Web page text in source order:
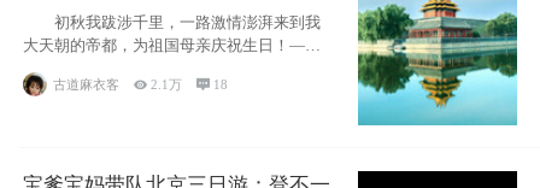
初秋我跋涉千里，一路激情澎湃来到我
大天朝的帝都，为祖国母亲庆祝生日！——
古道麻衣客 2.1万  18